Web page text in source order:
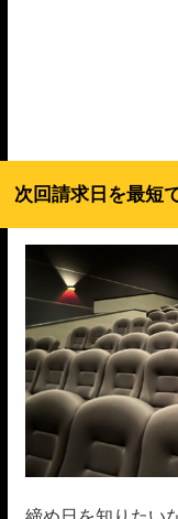
次回請求日を最短